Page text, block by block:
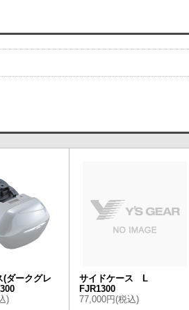
(ダークグレ
)
サイドケース L
FJR1300
77,000円(税込)